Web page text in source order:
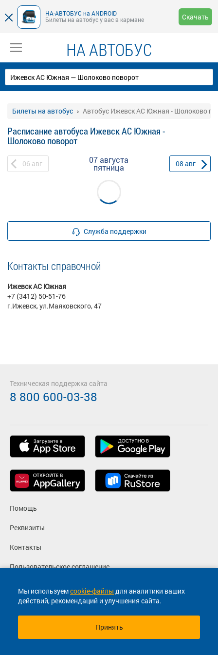
НА-АВТОБУС на ANDROID
Билеты на автобус у вас в кармане
Скачать
НА АВТОБУС
Билеты на автобус Автобус Ижевск АС Южная - Шолоково
Расписание автобуса Ижевск АС Южная -
Шолоково поворот
06 авг 07 августа
пятница 08 авг
Служба поддержки
Контакты справочной
Ижевск АС Южная
+7 (3412) 50-51-76
г.Ижевск, ул.Маяковского, 47
Мы используемcookie-файлы для аналитики ваших
действий, рекомендаций и улучшения сайта.
Принять
Помощь
Реквизиты
Контакты
Пользовательское соглашение
Политика конфиденциальности
Согласие на маркетинговые сообщения
Техническая поддержка сайта
8 800 600-03-38
© 2013-2026, ООО "Капитал"- Онлайн сервис продажи